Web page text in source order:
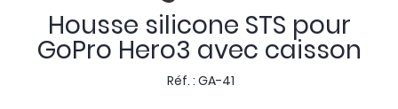
Housse silicone STS pour
GoPro Hero3 avec caisson
Réf. : GA-41